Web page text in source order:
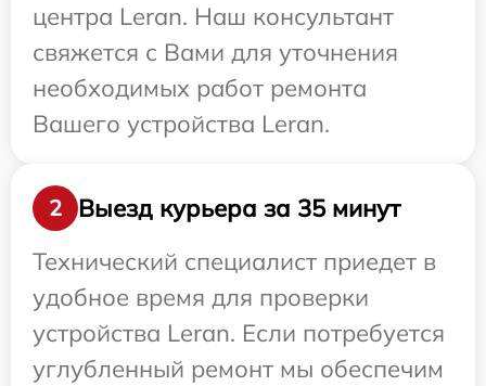
центра Leran. Наш консультант
свяжется с Вами для уточнения
необходимых работ ремонта
Вашего устройства Leran.
2
Выезд курьера за 35 минут
Технический специалист приедет в
удобное время для проверки
устройства Leran. Если потребуется
углубленный ремонт мы обеспечим